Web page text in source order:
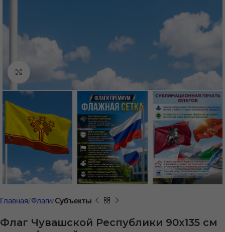
Нажмите, чтобы увеличить
Главная Флаги Cубъекты
Флаг Чувашской Республики 90х135 см